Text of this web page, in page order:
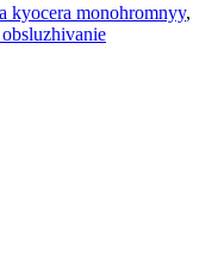
kyocera monohromnyy,